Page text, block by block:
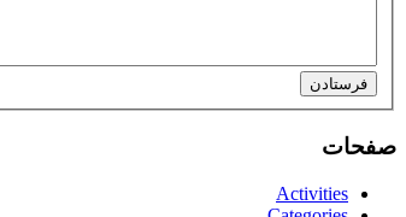
فرستادن
صفحات
Activities